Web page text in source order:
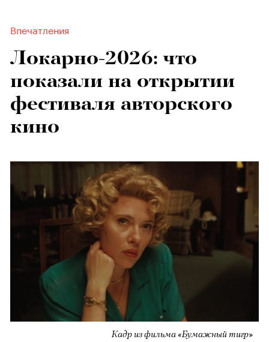
Впечатления
Локарно-2026: что
показали на открытии
фестиваля авторского
кино
Кадр из фильма «Бумажный тигр»